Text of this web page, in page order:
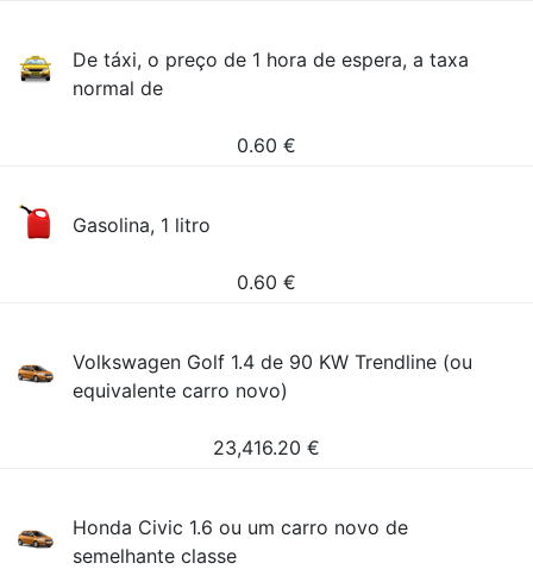
De táxi, o preço de 1 hora de espera, a taxa
normal de
0.60 €
Gasolina, 1 litro
0.60 €
Volkswagen Golf 1.4 de 90 KW Trendline (ou
equivalente carro novo)
23,416.20 €
Honda Civic 1.6 ou um carro novo de
semelhante classe